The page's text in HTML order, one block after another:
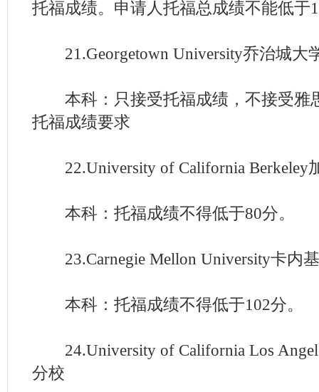
托福成绩。申请人托福总成绩不能低于
21.Georgetown University乔治城大
本科：只接受托福成绩，不接受雅
托福成绩要求
22.University of California Berkeley
本科：托福成绩不得低于80分。
23.Carnegie Mellon University卡内
本科：托福成绩不得低于102分。
24.University of California Los
分校